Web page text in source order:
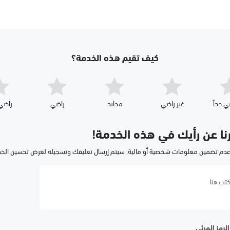
كيف تقيم هذه الخدمة؟
جداّ غير راضي محايد راضي
عن رأيك في هذه الخدمة!
تضمين معلومات شخصية أو مالية. سيتم إرسال تعليقك وتسجيله لغرض تحسين